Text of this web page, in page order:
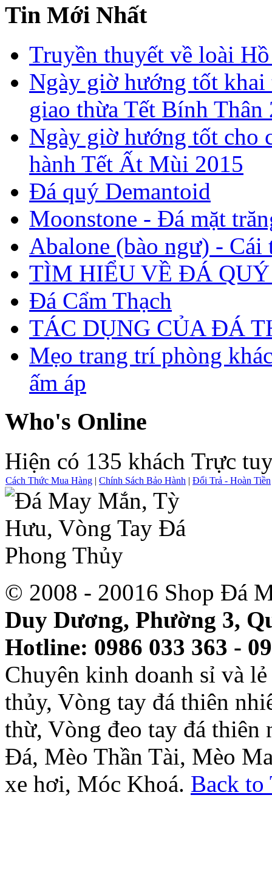
Tin Mới Nhất
Truyền thuyết về loài
Ngày giờ hướng tốt
giao thừa Tết Bính Thân
Ngày giờ hướng tốt cho
hành Tết Ất Mùi 2015
Đá quý Demantoid
Moonstone - Đá mặt
Abalone (bào ngư) - Cái
TÌM HIỂU VỀ ĐÁ QUÝ
Đá Cẩm Thạch
TÁC DỤNG CỦA ĐÁ
Mẹo trang trí phòng
ấm áp
Who's Online
Hiện có 135 khách Trực
Cách Thức Mua Hàng | Chính Sách Bảo Hành | Đổi Trả - Hoàn Tiền
© 2008 - 20016 Shop Đá
Duy Dương, Phường 3,
Hotline: 0986 033 363 -
Chuyên kinh doanh sỉ và
thủy, Vòng tay đá thiên
thừ, Vòng đeo tay đá thiên
Đá, Mèo Thần Tài, Mèo
xe hơi, Móc Khoá. Back to